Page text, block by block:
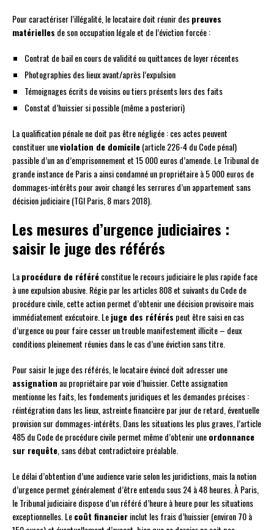
Pour caractériser l’illégalité, le locataire doit réunir despreuves
matérielles de son occupation légale et de l’éviction forcée :
Contrat de bail en cours de validité ou quittances de loyer récentes
Photographies des lieux avant/après l’expulsion
Témoignages écrits de voisins ou tiers présents lors des faits
Constat d’huissier si possible (même a posteriori)
La qualification pénale ne doit pas être négligée : ces actes peuvent
constituer uneviolation de domicile(article 226-4 du Code pénal)
passible d’un an d’emprisonnement et 15 000 euros d’amende. Le Tribunal de
grande instance de Paris a ainsi condamné un propriétaire à 5 000 euros de
dommages-intérêts pour avoir changé les serrures d’un appartement sans
décision judiciaire (TGI Paris, 8 mars 2018).
Les mesures d’urgence judiciaires :
saisir le juge des référés
Laprocédure de référéconstitue le recours judiciaire le plus rapide face
à une expulsion abusive. Régie par les articles 808 et suivants du Code de
procédure civile, cette action permet d’obtenir une décision provisoire mais
immédiatement exécutoire. Lejuge des référés peut être saisi en cas
d’urgence ou pour faire cesser un trouble manifestement illicite – deux
conditions pleinement réunies dans le cas d’une éviction sans titre.
Pour saisir le juge des référés, le locataire évincé doit adresser une
assignation au propriétaire par voie d’huissier. Cette assignation
mentionne les faits, les fondements juridiques et les demandes précises :
réintégration dans les lieux, astreinte financière par jour de retard, éventuelle
provision sur dommages-intérêts. Dans les situations les plus graves, l’article
485 du Code de procédure civile permet même d’obtenir uneordonnance
sur requête , sans débat contradictoire préalable.
Le délai d’obtention d’une audience varie selon les juridictions, mais la notion
d’urgence permet généralement d’être entendu sous 24 à 48 heures. À Paris,
le Tribunal judiciaire dispose d’un référé d’heure à heure pour les situations
exceptionnelles. Lecoût financierinclut les frais d’huissier (environ 70 à